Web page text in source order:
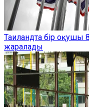
Таиландта бір оқушы
жаралады